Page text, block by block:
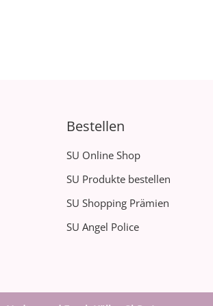
Bestellen
SU Online Shop
SU Produkte bestellen
SU Shopping Prämien
SU Angel Police